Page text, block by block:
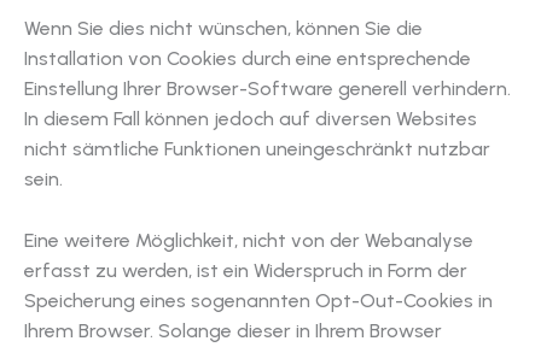
Wenn Sie dies nicht wünschen, können Sie die
Installation von Cookies durch eine entsprechende
Einstellung Ihrer Browser-Software generell verhindern.
In diesem Fall können jedoch auf diversen Websites
nicht sämtliche Funktionen uneingeschränkt nutzbar
sein.
Eine weitere Möglichkeit, nicht von der Webanalyse
erfasst zu werden, ist ein Widerspruch in Form der
Speicherung eines sogenannten Opt-Out-Cookies in
Ihrem Browser. Solange dieser in Ihrem Browser